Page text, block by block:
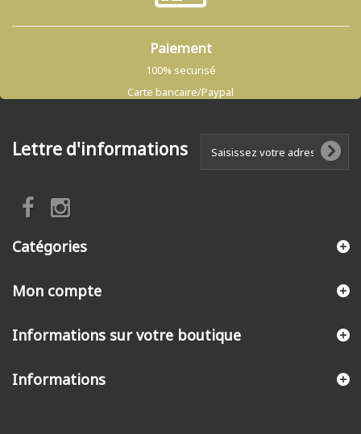
Paiement
100% securisé
Carte bancaire/Paypal
Lettre d'informations
Catégories
Mon compte
Informations sur votre boutique
Informations